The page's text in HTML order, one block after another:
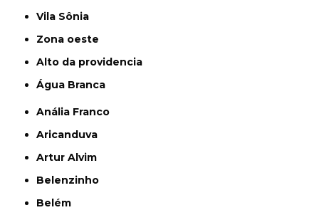
Vila Sônia
Zona oeste
alto da providencia
Água Branca
Anália Franco
Aricanduva
Artur Alvim
Belenzinho
Belém